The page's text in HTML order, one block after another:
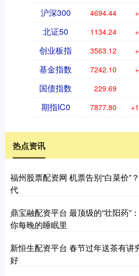
沪深300 4694.44
北证50 1134.24
创业板指 3563.12
基金指数 7242.10
国债指数 229.69
期指IC0 7877.80
热点资讯
福州股票配资网 机票告别“白菜价”
代
鼎宝融配资平台 最顶级的“壮阳药”
你每晚的睡眠里
新恒生配资平台 春节过年送茶有讲
好